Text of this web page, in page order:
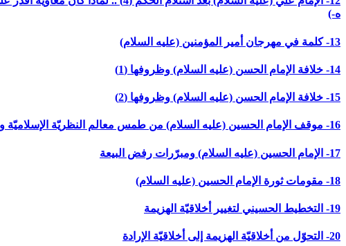
ه-)
13- كلمة في مهرجان أمير المؤمنين (عليه السلام)
14- خلافة الإمام الحسن (عليه السلام) وظروفها (1)
15- خلافة الإمام الحسن (عليه السلام) وظروفها (2)
16- موقف الإمام الحسين (عليه السلام) من طمس معالم النظريّة الإسلاميّة وتمييع الامّة
17- الإمام الحسين (عليه السلام) ومبرّرات رفض البيعة
18- مقومات ثورة الإمام الحسين (عليه السلام)
19- التخطيط الحسيني لتغيير أخلاقيّة الهزيمة
20- التحوّل من أخلاقيّة الهزيمة إلى أخلاقيّة الإرادة